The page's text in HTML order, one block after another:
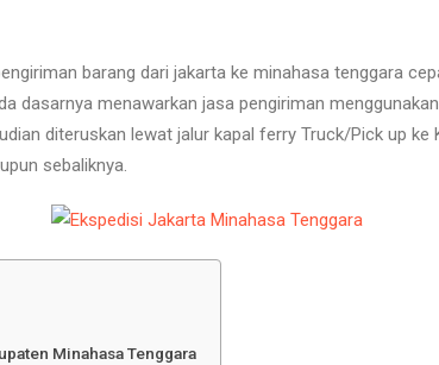
barang dari jakarta ke minahasa tenggara
dasarnya menawarkan jasa pengiriman
diteruskan lewat jalur kapal ferry Truck/Pick up
sebaliknya.
Minahasa Tenggara